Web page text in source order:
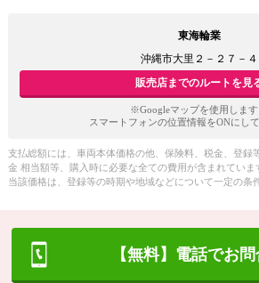
東海輪業
沖縄市大里２－２７－４
販売店までのルートを見
※Googleマップを使用します
スマートフォンの位置情報をONにして
支払総額には、車両本体価格の他、保険料、税金、登録
金 相当額等、購入時に必要な全ての費用が含まれていま
当該価格は、登録等の時期や地域などについて一定の条
【無料】電話でお